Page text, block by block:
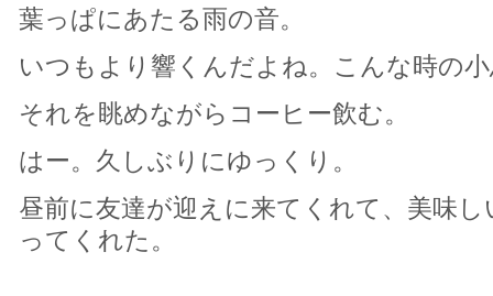
葉っぱにあたる雨の音。
いつもより響くんだよね。こんな時の
それを眺めながらコーヒー飲む。
はー。久しぶりにゆっくり。
昼前に友達が迎えに来てくれて、美味
ってくれた。